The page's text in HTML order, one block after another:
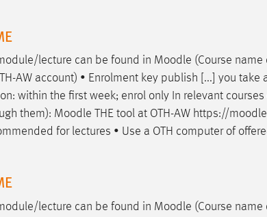
lecture can be found in Moodle (Course name
AW account) • Enrolment key publish [...] you take
within the first week; enrol only In relevant
them): Moodle THE tool at OTH-AW https://moodle
for lectures • Use a OTH computer of
lecture can be found in Moodle (Course name
wird
ob man